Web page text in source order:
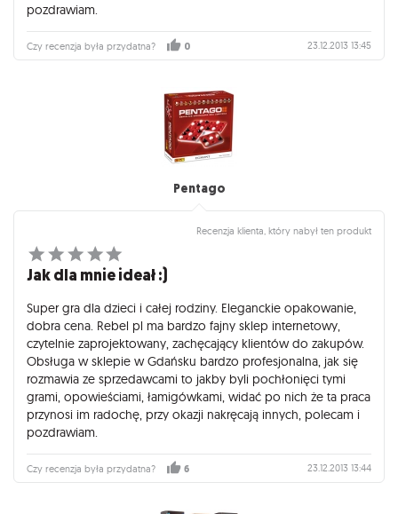
pozdrawiam.
Czy recenzja była przydatna? 0 23.12.2013 13:45
Pentago
Recenzja klienta, który nabył ten produkt
Jak dla mnie ideał :)
Super gra dla dzieci i całej rodziny. Eleganckie opakowanie,
dobra cena. Rebel pl ma bardzo fajny sklep internetowy,
czytelnie zaprojektowany, zachęcający klientów do zakupów.
Obsługa w sklepie w Gdańsku bardzo profesjonalna, jak się
rozmawia ze sprzedawcami to jakby byli pochłonięci tymi
grami, opowieściami, łamigówkami, widać po nich że ta praca
przynosi im radochę, przy okazji nakręcają innych, polecam i
pozdrawiam.
Czy recenzja była przydatna? 6 23.12.2013 13:44